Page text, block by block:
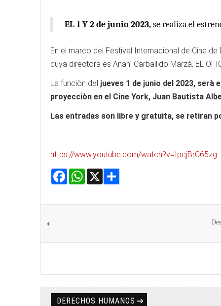
EL 1 Y 2 de junio 2023,se realiza el
En el marco del Festival Internacional de Cine
cuya directora es Anahì Carballido Marzà, EL
La funciòn del jueves 1 de junio del 2023, serà
proyecciòn en el Cine York, Juan Bautista
Las entradas son libre y gratuita, se retiran
https://www.youtube.com/watch?v=IpcjBrC65zg
Facebook
WhatsApp
DERECHOS HUMANOS